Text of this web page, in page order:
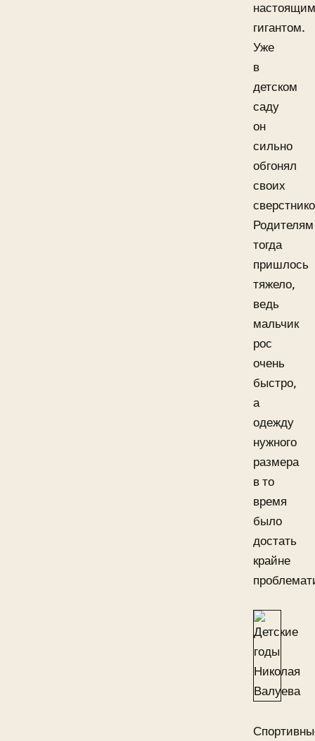
настоящим
гигантом.
Уже
в
детском
саду
он
сильно
обгонял
своих
Родителям
тогда
пришлось
тяжело,
ведь
мальчик
рос
очень
быстро,
а
одежду
нужного
размера
в то
время
было
достать
крайне